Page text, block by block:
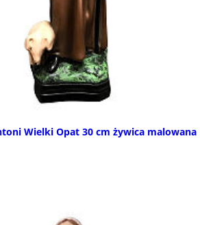
Wielki Opat 30 cm żywica malowana